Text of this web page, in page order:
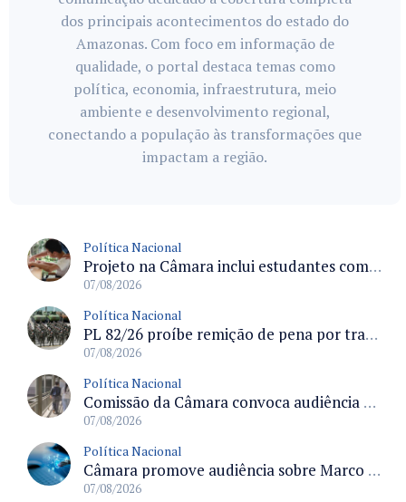
dos principais acontecimentos do estado do
Amazonas. Com foco em informação de
qualidade, o portal destaca temas como
política, economia, infraestrutura, meio
ambiente e desenvolvimento regional,
conectando a população às transformações que
impactam a região.
Política Nacional
Projeto na Câmara inclui estudantes com deficiência no regime escolar especial da LDB e estabelece critérios para frequência
07/08/2026
Política Nacional
PL 82/26 proíbe remição de pena por trabalho em funções militares para condenados por crimes contra o Estado Democrático de Direito
07/08/2026
Política Nacional
Comissão da Câmara convoca audiência para discutir misoginia nas escolas e universidades após divulgação de listas misóginas
07/08/2026
Política Nacional
Câmara promove audiência sobre Marco de Fomento à Economia Digital e impactos da inteligência artificial
07/08/2026